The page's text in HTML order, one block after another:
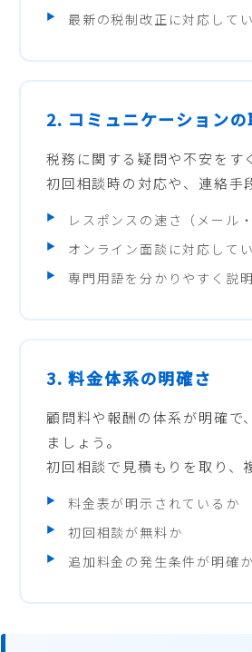
最新の税制改正に対応して
2. コミュニケーションの
税務に関する疑問や不安をす
初回相談時の対応や、連絡手
レスポンスの速さ（メール
オンライン面談に対応して
専門用語を分かりやすく説
3. 料金体系の明確さ
顧問料や報酬の体系が明確で
ましょう。
初回相談で見積もりを取り、
料金表が明示されているか
初回相談が無料か
追加料金の発生条件が明確か